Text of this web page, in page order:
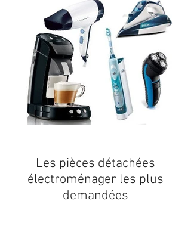
Les pièces détachées
électroménager les plus
demandées